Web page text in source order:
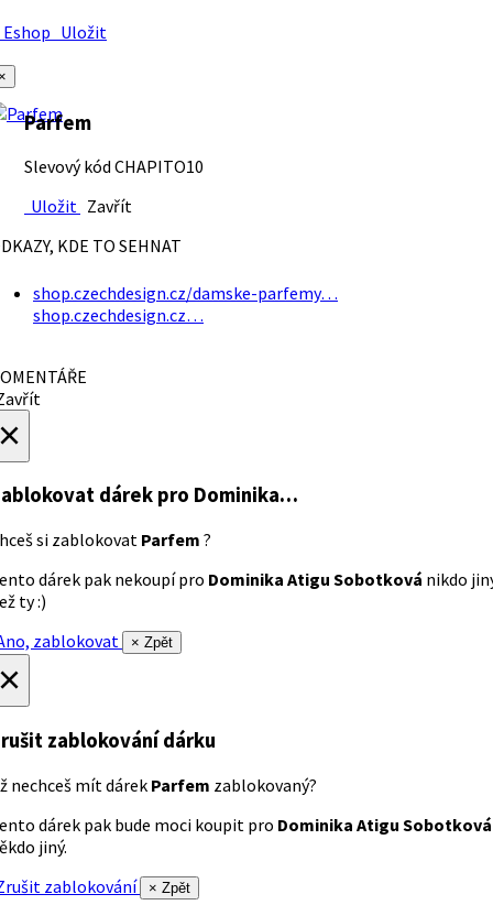
Uložit
Parfem
Slevový kód CHAPITO10
Uložit Zavřít
KDE TO SEHNAT
shop.czechdesign.cz/damske-parfemy…
shop.czechdesign.cz…
dárek pro Dominika…
si zablokovat Parfem ?
dárek pak nekoupí pro Dominika Atigu Sobotková nikdo
ty :)
zablokovat
× Zpět
zablokování dárku
nechceš mít dárek Parfem zablokovaný?
dárek pak bude moci koupit pro Dominika Atigu Sobotková
jiný.
zablokování
× Zpět